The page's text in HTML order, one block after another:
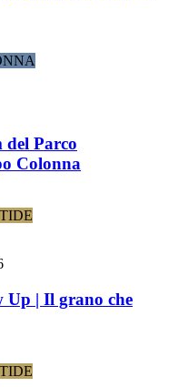
Parco
Colonna
| Il grano che